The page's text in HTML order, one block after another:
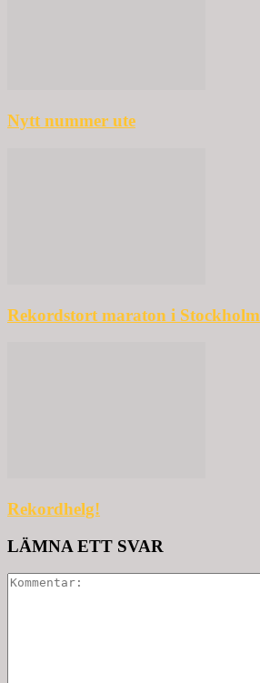
Nytt nummer ute
Rekordstort maraton i Stockholm
Rekordhelg!
LÄMNA ETT SVAR